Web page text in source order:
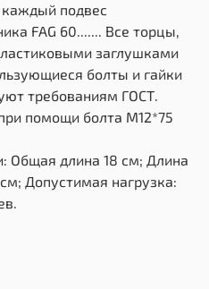
подвес
FAG 60....... Все торцы,
заглушками
болты и гайки
требованиям ГОСТ.
помощи болта М12*75
Общая длина 18 см; Длина
Допустимая нагрузка: